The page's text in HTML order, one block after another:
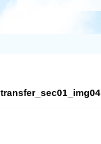
transfer_sec01_img04